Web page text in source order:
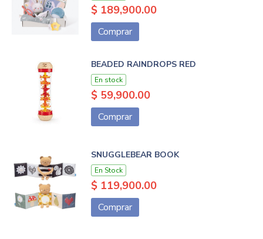
$ 189,900.00
Comprar
BEADED RAINDROPS RED
En stock
$ 59,900.00
Comprar
SNUGGLEBEAR BOOK
En Stock
$ 119,900.00
Comprar